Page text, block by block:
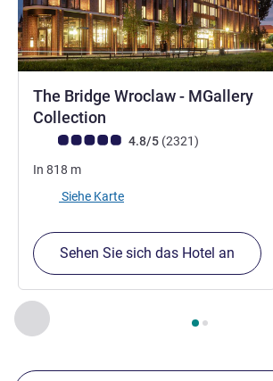
Zurück - Unsere anderen
Seite , Unsere anderen
The Bridge Wroclaw - MGallery
Collection
Note Kundenmeinungen (Bewertung ALL)
4.8/5 (2321Bewertungen
)
In 818 m
Siehe Karte
Sehen Sie sich das Hotel an